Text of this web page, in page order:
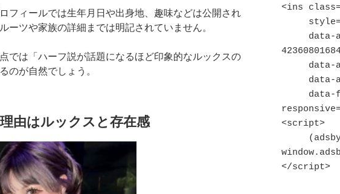
フィールでは生年月日や出身地、趣味などは公開され
ーツや家族の詳細までは明記されていません。
では「ハーフ説が話題になるほど印象的なルックスの
のが自然でしょう。
由はルックスと存在感
<ins
<script>
</script>